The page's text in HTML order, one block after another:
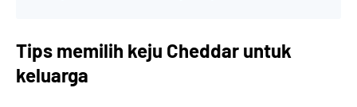
Tips memilih keju Cheddar untuk
keluarga